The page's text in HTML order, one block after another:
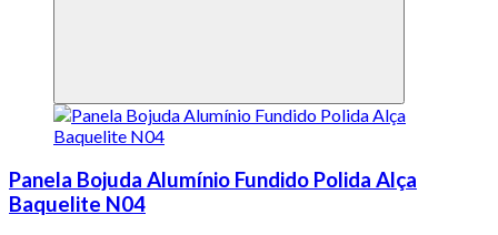
Panela Bojuda Alumínio Fundido Polida Alça
Baquelite N04